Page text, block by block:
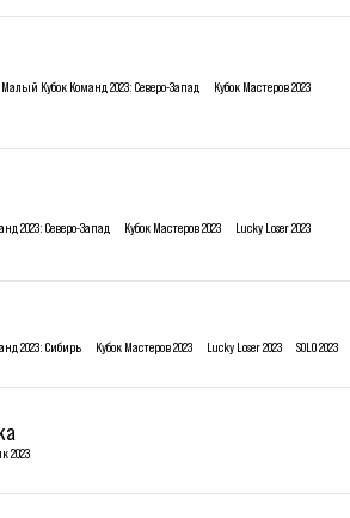
Малый Кубок Команд 2023: Северо-Запад
Кубок Мастеров 2023
2023: Северо-Запад Кубок Мастеров 2023 Lucky Loser 2023
2023: Сибирь Кубок Мастеров 2023 Lucky Loser 2023 SOLO 2023
2023